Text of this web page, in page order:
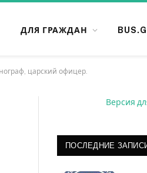
ДЛЯ ГРАЖДАН
царский офицер.
Версия
ПОСЛЕДНИЕ